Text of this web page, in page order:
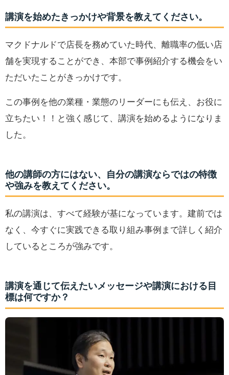
講演を始めたきっかけや背景を教えてください。
マクドナルドで店長を務めていた時代、離職率の低い店
舗を実現することができ、本部で事例紹介する機会をい
ただいたことがきっかけです。
この事例を他の業種・業態のリーダーにも伝え、お役に
立ちたい！！と強く感じて、講演を始めるようになりま
した。
他の講師の方にはない、自分の講演ならではの特徴
や強みを教えてください。
私の講演は、すべて経験が基になっています。建前では
なく、今すぐに実践できる取り組み事例まで詳しく紹介
しているところが強みです。
講演を通じて伝えたいメッセージや講演における目
標は何ですか？